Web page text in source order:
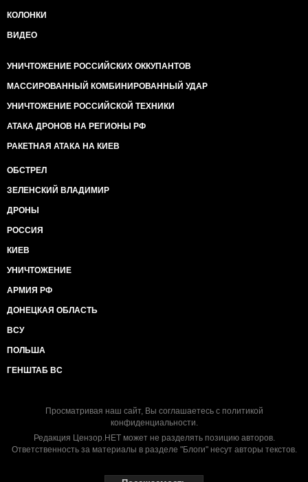
КОЛОНКИ
ВИДЕО
УНИЧТОЖЕНИЕ РОССИЙСКИХ ОККУПАНТОВ
МАССИРОВАННЫЙ КОМБИНИРОВАННЫЙ УДАР
УНИЧТОЖЕНИЕ РОССИЙСКОЙ ТЕХНИКИ
АТАКА ДРОНОВ НА РЕГИОНЫ РФ
РАКЕТНАЯ АТАКА НА КИЕВ
ОБСТРЕЛ
ЗЕЛЕНСКИЙ ВЛАДИМИР
ДРОНЫ
РОССИЯ
КИЕВ
УНИЧТОЖЕНИЕ
АРМИЯ РФ
ДОНЕЦКАЯ ОБЛАСТЬ
ВСУ
ПОЛЬША
ГЕНШТАБ ВС
Просматривая наш сайт, Вы соглашаетесь с политикой
конфиденциальности.
Редакция Цензор.НЕТ может не разделять позицию авторов.
Ответственность за материалы в разделе "Блоги" несут авторы текстов.